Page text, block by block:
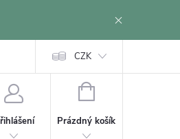
CZK
NÁKUPNÍ
Prázdný košík